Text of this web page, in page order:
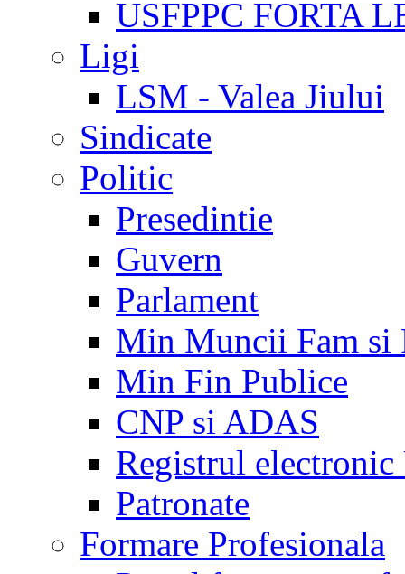
USFPPC FORTA
Ligi
LSM - Valea Jiului
Sindicate
Politic
Presedintie
Guvern
Parlament
Min Muncii Fam si
Min Fin Publice
CNP si ADAS
Registrul electronic
Patronate
Formare Profesionala